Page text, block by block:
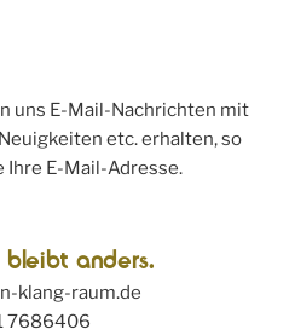
uns E-Mail-Nachrichten mit
etc. erhalten, so
E-Mail-Adresse.
bleibt anders.
klang-raum.de
7686406